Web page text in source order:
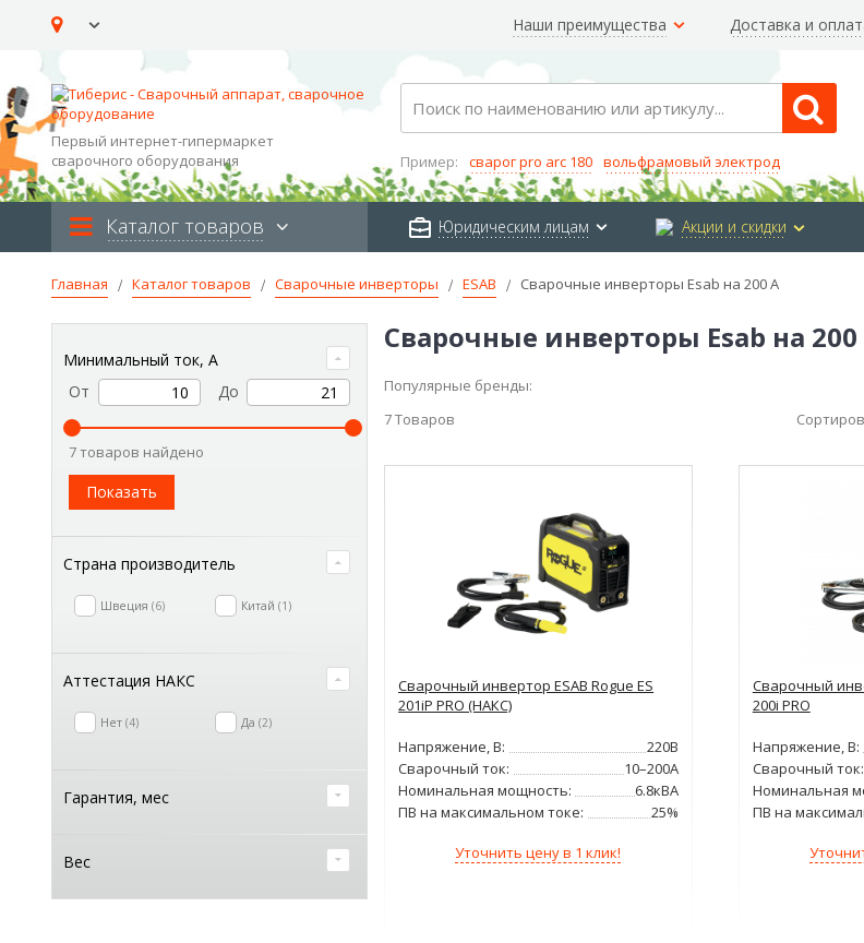
Наши преимущества Доставка и
Первый интернет-гипермаркет
сварочного оборудования
Search
Пример: сварог pro arc 180 вольфрамовый электрод
Каталог товаров Юридическим лицам Акции и скидки
Главная Каталог товаров Сварочные инверторы ESAB Сварочные инверторы Esab на 200 А
Сварочные инверторы Esab на
Популярные бренды:
7Товаров
Сварочный инвертор ESAB Rogue ES
201iP PRO (НАКС)
Напряжение, В:
220В
Сварочный ток:
10–200А
Номинальная мощность:
6.8кВА
ПВ на максимальном токе:
25%
Уточнить цену в 1 клик!
Сварочный
200i PRO
Напряжение, В:
Сварочный ток:
Номинальная
ПВ на
Минимальный ток, А
От
До
7 товаров найдено
Показать
Страна производитель
Швеция 6 Китай 1
Аттестация НАКС
Нет 4 Да 2
Гарантия, мес
Вес